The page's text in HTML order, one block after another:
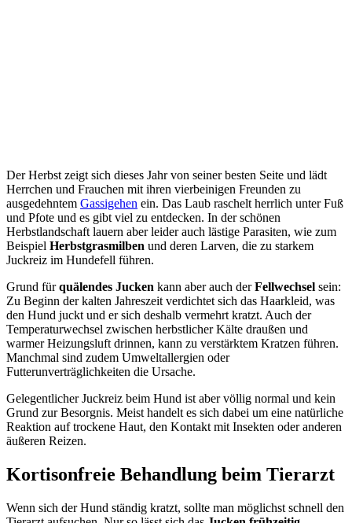
Der Herbst zeigt sich dieses Jahr von seiner besten Seite und lädt
Herrchen und Frauchen mit ihren vierbeinigen Freunden zu
ausgedehntem Gassigehen ein. Das Laub raschelt herrlich unter Fuß
und Pfote und es gibt viel zu entdecken. In der schönen
Herbstlandschaft lauern aber leider auch lästige Parasiten, wie zum
Beispiel Herbstgrasmilben und deren Larven, die zu starkem
Juckreiz im Hundefell führen.
Grund fürquälendes Jucken kann aber auch derFellwechsel sein:
Zu Beginn der kalten Jahreszeit verdichtet sich das Haarkleid, was
den Hund juckt und er sich deshalb vermehrt kratzt. Auch der
Temperaturwechsel zwischen herbstlicher Kälte draußen und
warmer Heizungsluft drinnen, kann zu verstärktem Kratzen führen.
Manchmal sind zudem Umweltallergien oder
Futterunverträglichkeiten die Ursache.
Gelegentlicher Juckreiz beim Hund ist aber völlig normal und kein
Grund zur Besorgnis. Meist handelt es sich dabei um eine natürliche
Reaktion auf trockene Haut, den Kontakt mit Insekten oder anderen
äußeren Reizen.
Kortisonfreie Behandlung beim Tierarzt
Wenn sich der Hund ständig kratzt, sollte man möglichst schnell den